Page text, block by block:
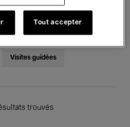
Palace
Visites guidées
trouvés
Tout accepter